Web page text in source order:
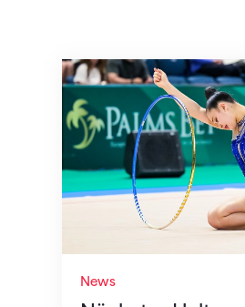
News
Nächster Halt: